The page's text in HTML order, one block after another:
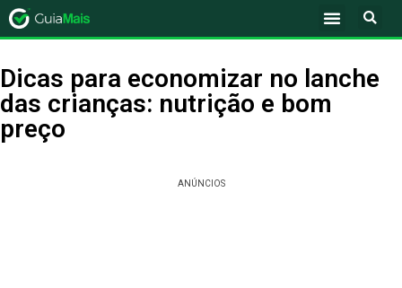
Dicas para economizar no lanche
das crianças: nutrição e bom
preço
ANÚNCIOS